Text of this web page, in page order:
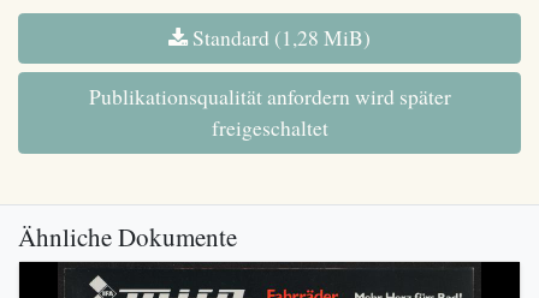
Standard (1,28 MiB)
Publikationsqualität anfordern wird später
freigeschaltet
Ähnliche Dokumente